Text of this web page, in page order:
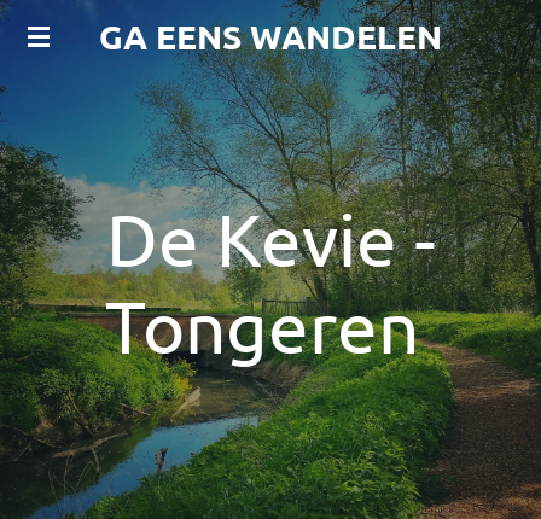
Ga
hoofdinhoud
GA EENS WANDELEN
De Kevie -
Tongeren